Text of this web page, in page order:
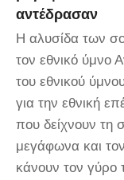
αντέδρασαν
Η αλυσίδα των
τον εθνικό ύμνο
του εθνικού
για την εθνική
που δείχνουν τη
μεγάφωνα και
κάνουν τον γύρο